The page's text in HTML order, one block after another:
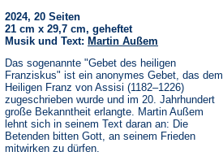
2024, 20 Seiten
21 cm x 29,7 cm, geheftet
Musik und Text: Martin Außem
Das sogenannte "Gebet des heiligen
Franziskus" ist ein anonymes Gebet, das dem
Heiligen Franz von Assisi (1182–1226)
zugeschrieben wurde und im 20. Jahrhundert
große Bekanntheit erlangte. Martin Außem
lehnt sich in seinem Text daran an: Die
Betenden bitten Gott, an seinem Frieden
mitwirken zu dürfen.